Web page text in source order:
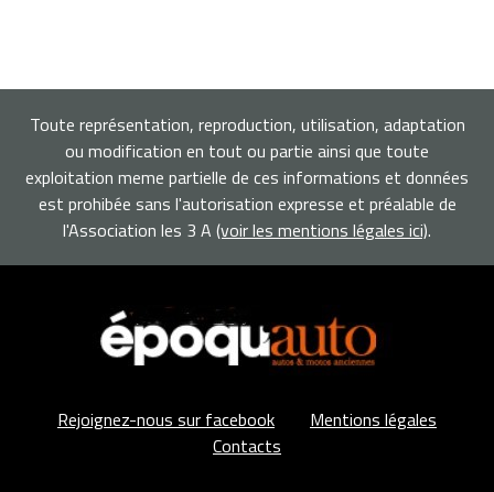
Toute représentation, reproduction, utilisation, adaptation
ou modification en tout ou partie ainsi que toute
exploitation meme partielle de ces informations et données
est prohibée sans l'autorisation expresse et préalable de
l'Association les 3 A (voir les mentions légales ici).
Rejoignez-nous sur facebook
Mentions légales
Contacts